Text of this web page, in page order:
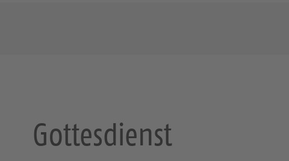
Gottesdienst